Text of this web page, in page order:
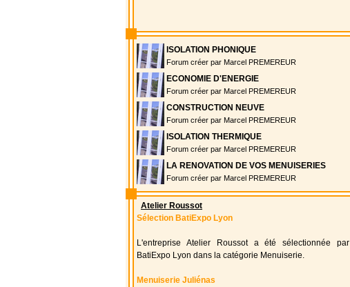
ISOLATION PHONIQUE
Forum créer par Marcel PREMEREUR
ECONOMIE D'ENERGIE
Forum créer par Marcel PREMEREUR
CONSTRUCTION NEUVE
Forum créer par Marcel PREMEREUR
ISOLATION THERMIQUE
Forum créer par Marcel PREMEREUR
LA RENOVATION DE VOS MENUISERIES
Forum créer par Marcel PREMEREUR
Atelier Roussot
Sélection BatiExpo Lyon
L'entreprise Atelier Roussot a été sélectionnée par
BatiExpo Lyon dans la catégorie Menuiserie.
Menuiserie Juliénas